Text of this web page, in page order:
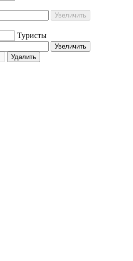
Увеличить
Туристы
Увеличить
Удалить